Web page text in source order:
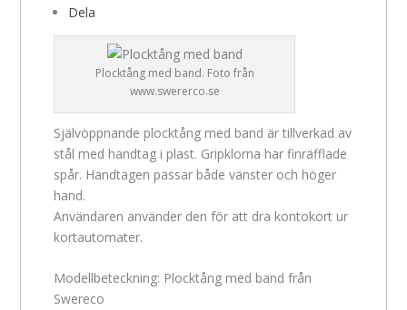
Dela
Plocktång med band. Foto från
www.swererco.se
Självöppnande plocktång med band är tillverkad av
stål med handtag i plast. Gripklorna har finräfflade
spår. Handtagen passar både vänster och höger
hand.
Användaren använder den för att dra kontokort ur
kortautomater.
Modellbeteckning: Plocktång med band från
Swereco